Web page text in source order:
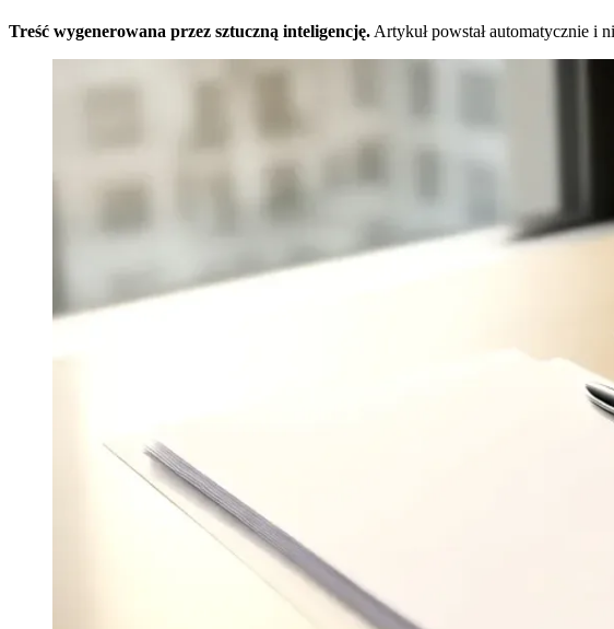
Treść wygenerowana przez sztuczną inteligencję. Artykuł powstał automatycznie i